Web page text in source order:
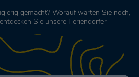
gemacht? Worauf warten Sie noch,
Sie unsere Feriendörfer